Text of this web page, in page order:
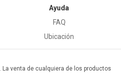
Ayuda
FAQ
Ubicación
venta de cualquiera de los productos